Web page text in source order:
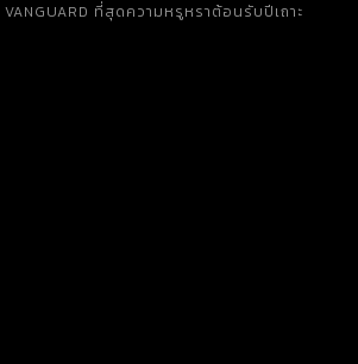
VANGUARD ที่สุดความหรูหราต้อนรับปีเถาะ